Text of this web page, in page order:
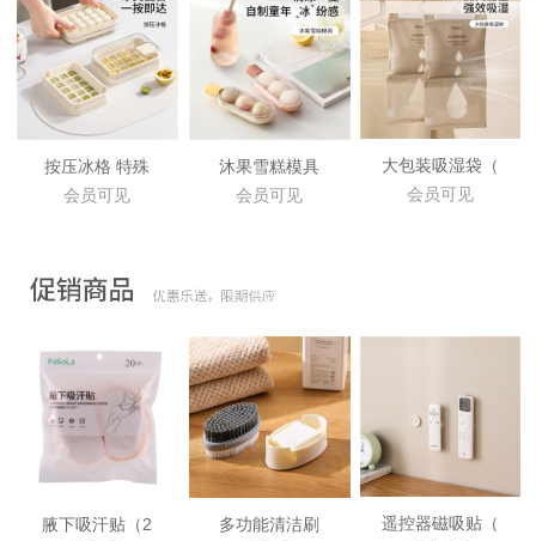
按压冰格 特殊
会员可见
沐果雪糕模具
会员可见
大包装吸湿袋（
会员可见
腋下吸汗贴（2
多功能清洁刷
遥控器磁吸贴（